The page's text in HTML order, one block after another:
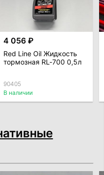
4 056 ₽
Red Line Oil Жидкость
тормозная RL-700 0,5л
90405
В наличии